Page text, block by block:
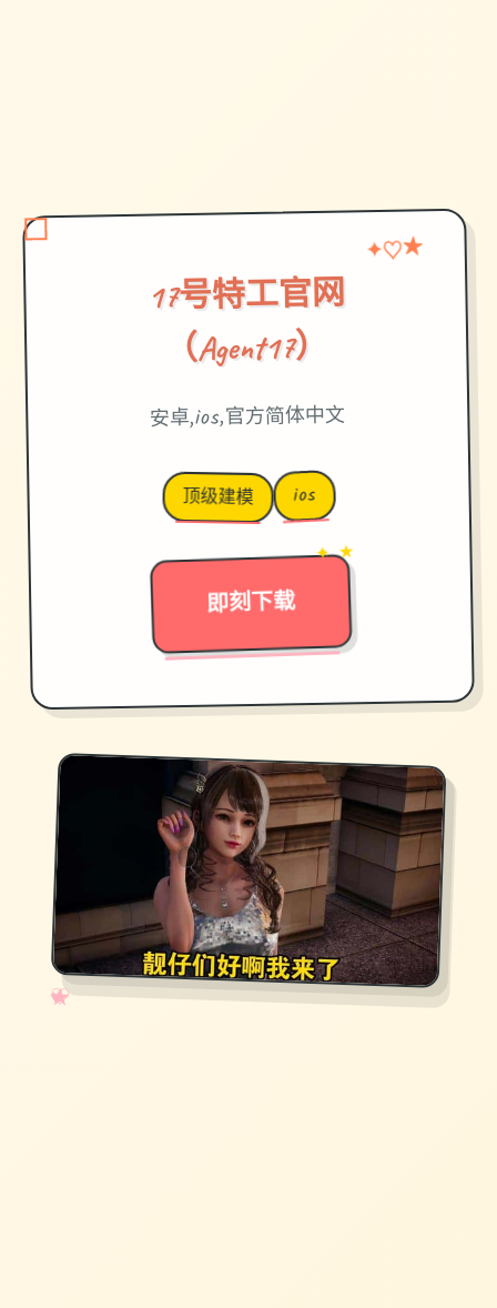
17号特工官网
（Agent17）
✦
♡★
安卓,ios,官方简体中文
顶级建模 ios
即刻下载
→
✦ ★
✧
♡
★
♥